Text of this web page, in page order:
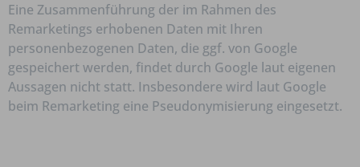
Eine Zusammenführung der im Rahmen des
Remarketings erhobenen Daten mit Ihren
personenbezogenen Daten, die ggf. von Google
gespeichert werden, findet durch Google laut eigenen
Aussagen nicht statt. Insbesondere wird laut Google
beim Remarketing eine Pseudonymisierung eingesetzt.